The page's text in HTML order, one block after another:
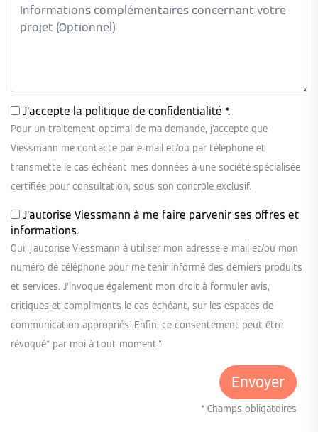
J'accepte la politique de confidentialité *.
Pour un traitement optimal de ma demande, j'accepte que
Viessmann me contacte par e-mail et/ou par téléphone et
transmette le cas échéant mes données à une société spécialisée
certifiée pour consultation, sous son contrôle exclusif.
J'autorise Viessmann à me faire parvenir ses offres et
informations.
Oui, j'autorise Viessmann à utiliser mon adresse e-mail et/ou mon
numéro de téléphone pour me tenir informé des derniers produits
et services. J’invoque également mon droit à formuler avis,
critiques et compliments le cas échéant, sur les espaces de
communication appropriés. Enfin, ce consentement peut être
révoqué* par moi à tout moment."
* Champs obligatoires